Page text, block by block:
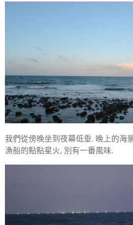
我們從傍晚坐到夜幕低垂. 晚上的海
漁船的點點星火, 別有一番風味.